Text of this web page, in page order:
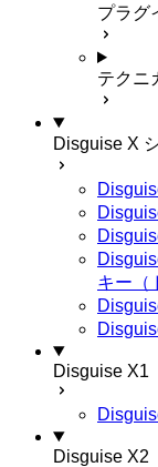
プラグ
テクニ
Disguise X
キー（
Disguise X1
Disguise X2